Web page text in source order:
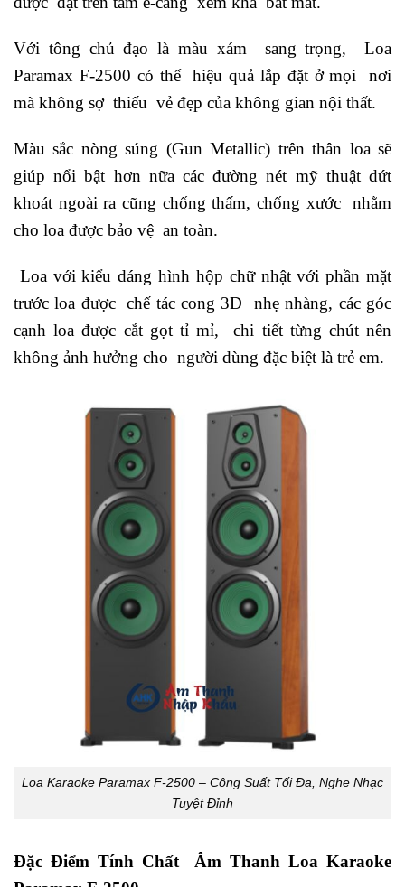
Với tông chủ đạo là màu xám sang trọng, Loa
Paramax F-2500 có thể hiệu quả lắp đặt ở mọi nơi
mà không sợ thiếu vẻ đẹp của không gian nội thất.
Màu sắc nòng súng (Gun Metallic) trên thân loa sẽ
giúp nổi bật hơn nữa các đường nét mỹ thuật dứt
khoát ngoài ra cũng chống thấm, chống xước nhằm
cho loa được bảo vệ an toàn.
Loa với kiểu dáng hình hộp chữ nhật với phần mặt
trước loa được chế tác cong 3D nhẹ nhàng, các góc
cạnh loa được cắt gọt tỉ mỉ, chi tiết từng chút nên
không ảnh hưởng cho người dùng đặc biệt là trẻ em.
Loa Karaoke Paramax F-2500 – Công Suất Tối Đa, Nghe Nhạc
Tuyệt Đỉnh
Đặc Điểm Tính Chất Âm Thanh Loa Karaoke